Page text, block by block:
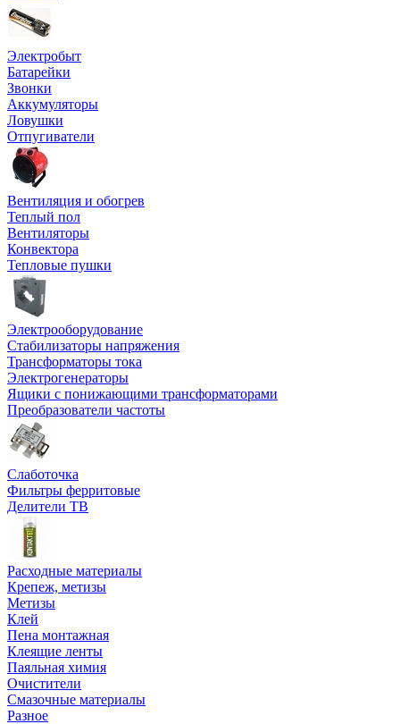
Электробыт
Батарейки
Звонки
Аккумуляторы
Ловушки
Отпугиватели
Вентиляция и обогрев
Теплый пол
Вентиляторы
Конвектора
Тепловые пушки
Электрооборудование
Стабилизаторы напряжения
Трансформаторы тока
Электрогенераторы
Ящики с понижающими трансформаторами
Преобразователи частоты
Слаботочка
Фильтры ферритовые
Делители ТВ
Расходные материалы
Крепеж, метизы
Метизы
Клей
Пена монтажная
Клеящие ленты
Паяльная химия
Очистители
Смазочные материалы
Разное